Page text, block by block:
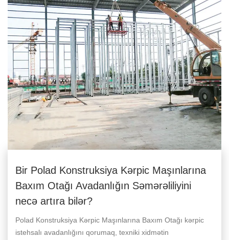
Bir Polad Konstruksiya Kərpic Maşınlarına
Baxım Otağı Avadanlığın Səmərəliliyini
necə artıra bilər?
Polad Konstruksiya Kərpic Maşınlarına Baxım Otağı kərpic
istehsalı avadanlığını qorumaq, texniki xidmətin